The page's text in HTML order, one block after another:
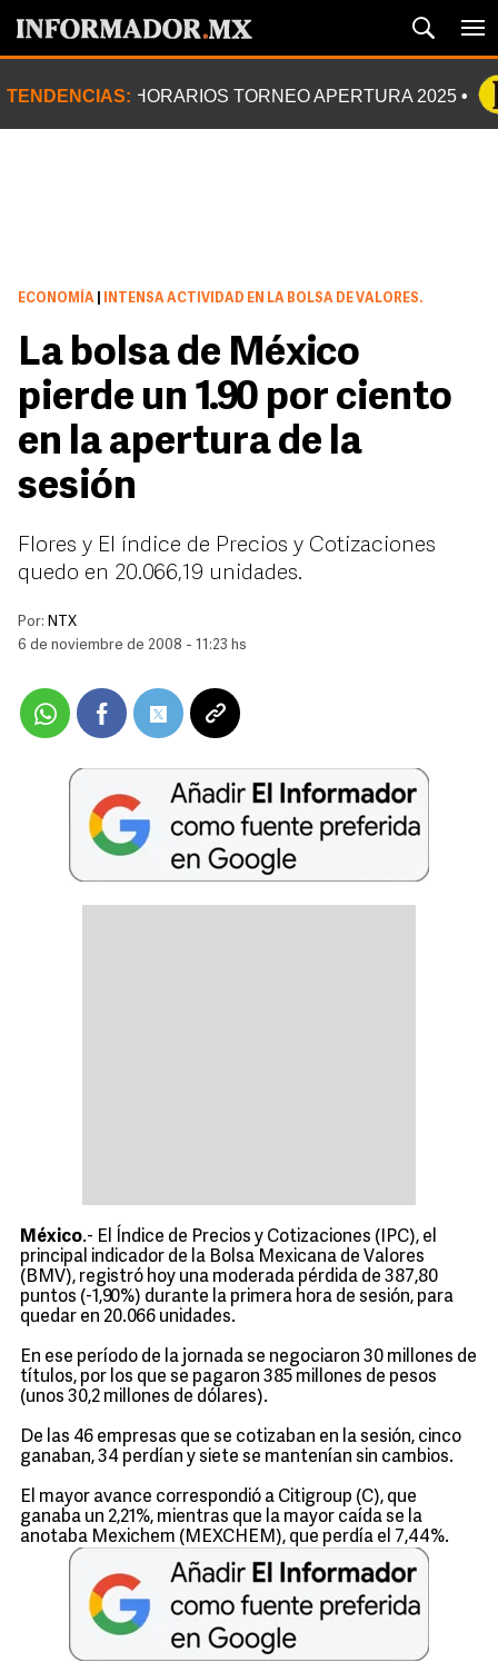
TENDENCIAS: HORARIOS TORNEO APERTURA 2025
ECONOMÍA INTENSA ACTIVIDAD EN LA BOLSA DE VALORES.
La bolsa de México
pierde un 1.90 por ciento
en la apertura de la
sesión
Flores y El índice de Precios y Cotizaciones
quedo en 20.066,19 unidades.
Por: NTX
6 de noviembre de 2008 - 11:23 hs
México.- El Índice de Precios y Cotizaciones (IPC), el
principal indicador de la Bolsa Mexicana de Valores
(BMV), registró hoy una moderada pérdida de 387,80
puntos (-1,90%) durante la primera hora de sesión, para
quedar en 20.066 unidades.
En ese período de la jornada se negociaron 30 millones de
títulos, por los que se pagaron 385 millones de pesos
(unos 30,2 millones de dólares).
De las 46 empresas que se cotizaban en la sesión, cinco
ganaban, 34 perdían y siete se mantenían sin cambios.
El mayor avance correspondió a Citigroup (C), que
ganaba un 2,21%, mientras que la mayor caída se la
anotaba Mexichem (MEXCHEM), que perdía el 7,44%.